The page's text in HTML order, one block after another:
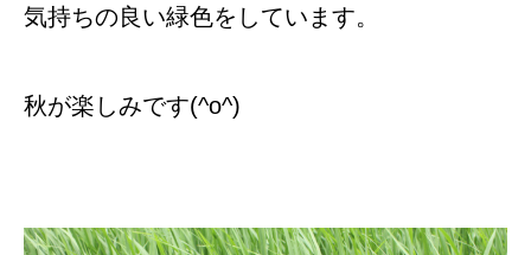
気持ちの良い緑色をしています。
秋が楽しみです(^o^)